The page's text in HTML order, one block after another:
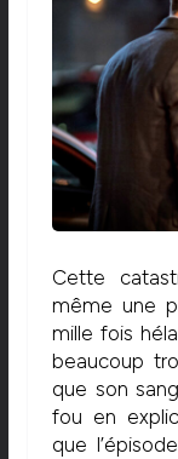
Cette
même une
mille fois
beaucoup
que son
fou en
que